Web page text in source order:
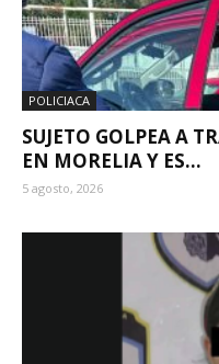
POLICIACA
SUJETO GOLPEA A
EN MORELIA Y ES...
5 agosto, 2026